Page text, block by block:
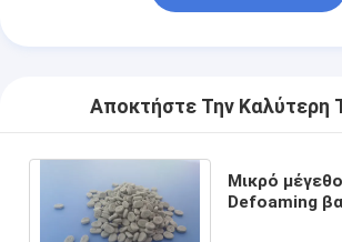
Αποκτήστε Την Καλύτερη
Μικρό
Defoaming